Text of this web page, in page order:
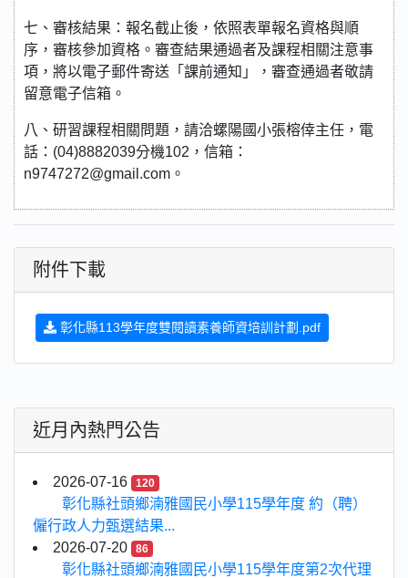
七、審核結果：報名截止後，依照表單報名資格與順
序，審核參加資格。審查結果通過者及課程相關注意事
項，將以電子郵件寄送「課前通知」，審查通過者敬請
留意電子信箱。
八、研習課程相關問題，請洽螺陽國小張榕倖主任，電
話：(04)8882039分機102，信箱：
n9747272@gmail.com。
附件下載
彰化縣113學年度雙閱讀素養師資培訓計劃.pdf
近月內熱門公告
2026-07-16 120
彰化縣社頭鄉湳雅國民小學115學年度 約（聘）
僱行政人力甄選結果...
2026-07-20
86
彰化縣社頭鄉湳雅國民小學115學年度第2次代理